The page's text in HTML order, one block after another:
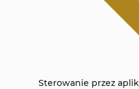
Sterowanie przez